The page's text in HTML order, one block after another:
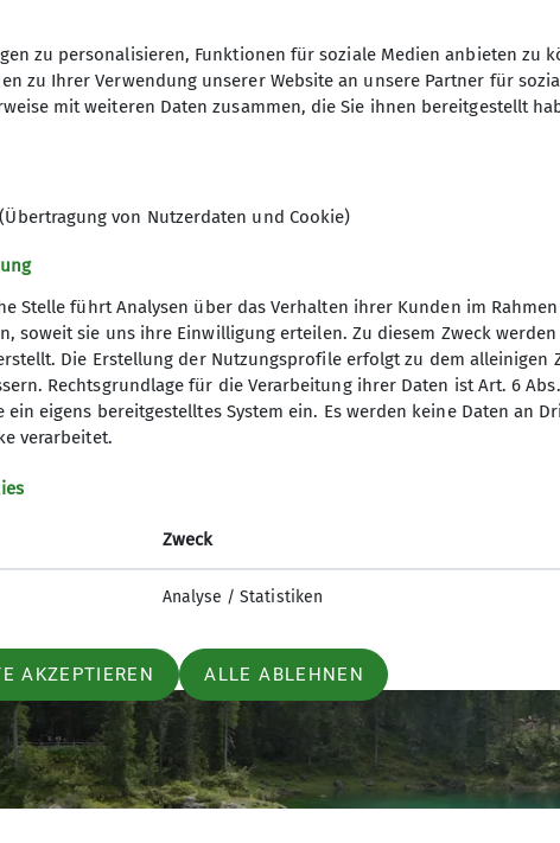
umgebenden Täler und Bergstöcke, z. B.
anderes Mal wählte man mit dem Laguselsee und der
Höhenweg über den Padonkamm führte eine
den bekannten Bindelweg zurück zum Col die Rossi.
über den Lusia-Pass und die Lusia-Seen war dagegen
Wandergruppe wohlgesonnen, nur einmal regnete
und die letzten Tage waren von
ein schönes Erlebnis für alle Teilnehmer.
zu personalisieren, Funktionen für soziale Medien anbieten zu
zu Ihrer Verwendung unserer Website an unsere Partner für
mit weiteren Daten zusammen, die Sie ihnen bereitgestellt
von Nutzerdaten und Cookie)
Stelle führt Analysen über das Verhalten ihrer Kunden im
soweit sie uns ihre Einwilligung erteilen. Zu diesem Zweck
Die Erstellung der Nutzungsprofile erfolgt zu dem alleinigen
Rechtsgrundlage für die Verarbeitung ihrer Daten ist Art. 6
ein eigens bereitgestelltes System ein. Es werden keine Daten an
verarbeitet.
Zweck
Analyse / Statistiken
AKZEPTIEREN ALLE ABLEHNEN